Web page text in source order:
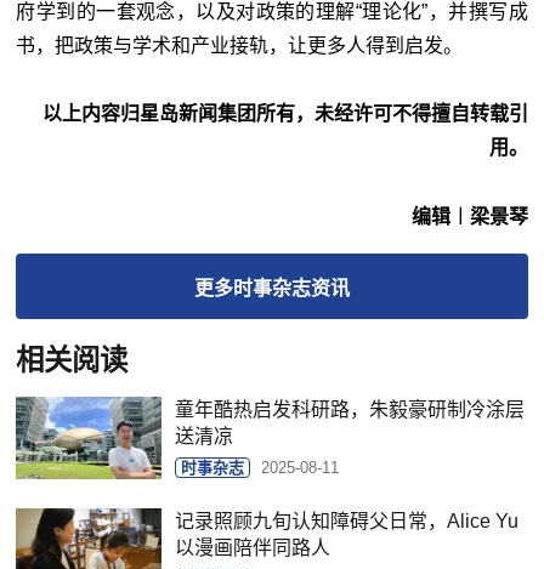
府学到的一套观念，以及对政策的理解“理论化”，并撰写成
书，把政策与学术和产业接轨，让更多人得到启发。
以上内容归星岛新闻集团所有，未经许可不得擅自转载引
用。
编辑︱梁景琴
更多时事杂志资讯
相关阅读
童年酷热启发科研路，朱毅豪研制冷涂层
送清凉
时事杂志 2025-08-11
记录照顾九旬认知障碍父日常，Alice Yu
以漫画陪伴同路人